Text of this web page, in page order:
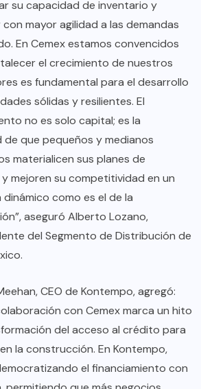
su capacidad de inventario y
mayor agilidad a las demandas
En Cemex estamos convencidos
el crecimiento de nuestros
es fundamental para el desarrollo
sólidas y resilientes. El
no es solo capital; es la
de que pequeños y medianos
materialicen sus planes de
mejoren su competitividad en un
como es el de la
aseguró Alberto Lozano,
del Segmento de Distribución de
CEO de Kontempo, agregó:
con Cemex marca un hito
del acceso al crédito para
en la construcción. En Kontempo,
el financiamiento con